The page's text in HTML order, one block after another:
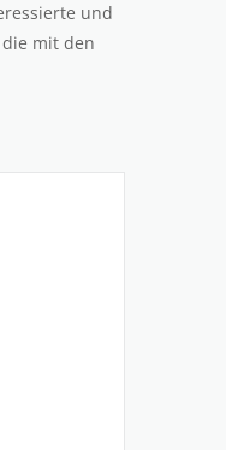
und
mit den